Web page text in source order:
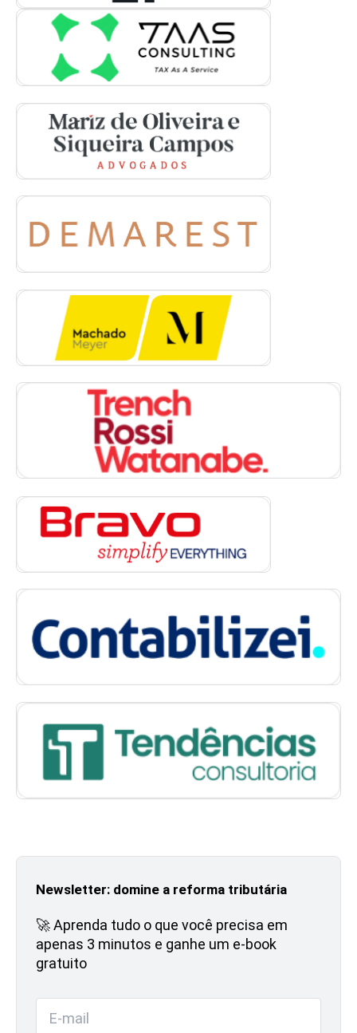
Newsletter: domine a reforma tributária
🚀 Aprenda tudo o que você precisa em
apenas 3 minutos e ganhe um e-book
gratuito